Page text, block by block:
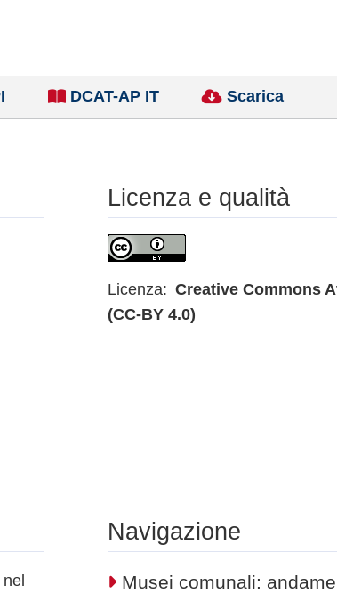
DCAT-AP IT Scarica
Licenza e qualità
Licenza: Creative Commons
(CC-BY 4.0)
Navigazione
Musei comunali: